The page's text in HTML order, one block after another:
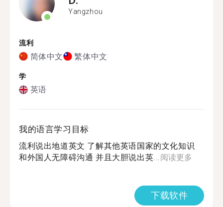
Yangzhou
流利
简体中文 繁体中文
学
英语
我的语言学习目标
流利说出地道英文 了解其他英语国家的文化知识
和外国人无障碍沟通 并且大胆说出英...阅读更多
下载软件